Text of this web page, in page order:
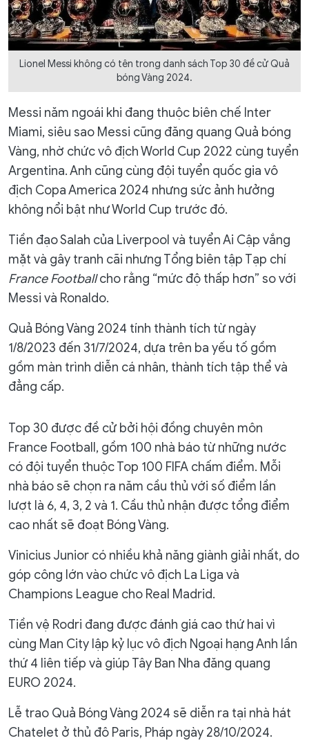
Lionel Messi không có tên trong danh sách Top 30 đề cử Quả
bóng Vàng 2024.
Messi năm ngoái khi đang thuộc biên chế Inter
Miami, siêu sao Messi cũng đăng quang Quả bóng
Vàng, nhờ chức vô địch World Cup 2022 cùng tuyển
Argentina. Anh cũng cùng đội tuyển quốc gia vô
địch Copa America 2024 nhưng sức ảnh hưởng
không nổi bật như World Cup trước đó.
Tiền đạo Salah của Liverpool và tuyển Ai Cập vắng
mặt và gây tranh cãi nhưng Tổng biên tập Tạp chí
France Footballcho rằng “mức độ thấp hơn” so với
Messi và Ronaldo.
Quả Bóng Vàng 2024 tính thành tích từ ngày
1/8/2023 đến 31/7/2024, dựa trên ba yếu tố gồm
gồm màn trình diễn cá nhân, thành tích tập thể và
đẳng cấp.
Top 30 được đề cử bởi hội đồng chuyên môn
France Football, gồm 100 nhà báo từ những nước
có đội tuyển thuộc Top 100 FIFA chấm điểm. Mỗi
nhà báo sẽ chọn ra năm cầu thủ với số điểm lần
lượt là 6, 4, 3, 2 và 1. Cầu thủ nhận được tổng điểm
cao nhất sẽ đoạt Bóng Vàng.
Vinicius Junior có nhiều khả năng giành giải nhất, do
góp công lớn vào chức vô địch La Liga và
Champions League cho Real Madrid.
Tiền vệ Rodri đang được đánh giá cao thứ hai vì
cùng Man City lập kỷ lục vô địch Ngoại hạng Anh lần
thứ 4 liên tiếp và giúp Tây Ban Nha đăng quang
EURO 2024.
Lễ trao Quả Bóng Vàng 2024 sẽ diễn ra tại nhà hát
Chatelet ở thủ đô Paris, Pháp ngày 28/10/2024.